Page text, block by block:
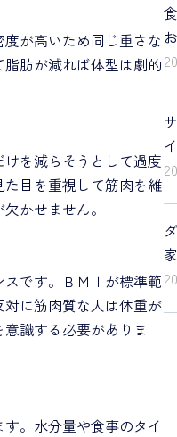
が高いため同じ重さな
肪が減れば体型は劇的
を減らそうとして過度
目を重視して筋肉を維
かせません。
です。ＢＭＩが標準範
に筋肉質な人は体重が
識する必要がありま
。水分量や食事のタイ